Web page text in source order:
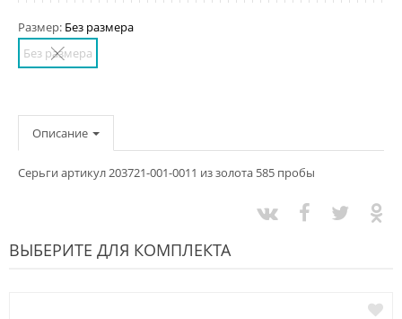
Размер: Без размера
Без размера
Описание
Серьги артикул 203721-001-0011 из золота 585 пробы
ВЫБЕРИТЕ ДЛЯ КОМПЛЕКТА